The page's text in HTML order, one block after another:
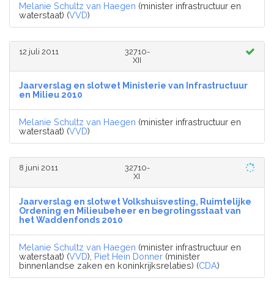
Melanie Schultz van Haegen (minister infrastructuur en
waterstaat) (VVD)
12 juli 2011
32710-
XII
Jaarverslag en slotwet Ministerie van Infrastructuur
en Milieu 2010
Melanie Schultz van Haegen (minister infrastructuur en
waterstaat) (VVD)
8 juni 2011
32710-
XI
Jaarverslag en slotwet Volkshuisvesting, Ruimtelijke
Ordening en Milieubeheer en begrotingsstaat van
het Waddenfonds 2010
Melanie Schultz van Haegen (minister infrastructuur en
waterstaat) (VVD), Piet Hein Donner (minister
binnenlandse zaken en koninkrijksrelaties) (CDA)